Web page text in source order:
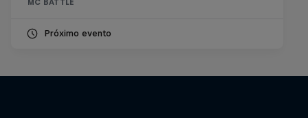
MC BATTLE
Próximo evento